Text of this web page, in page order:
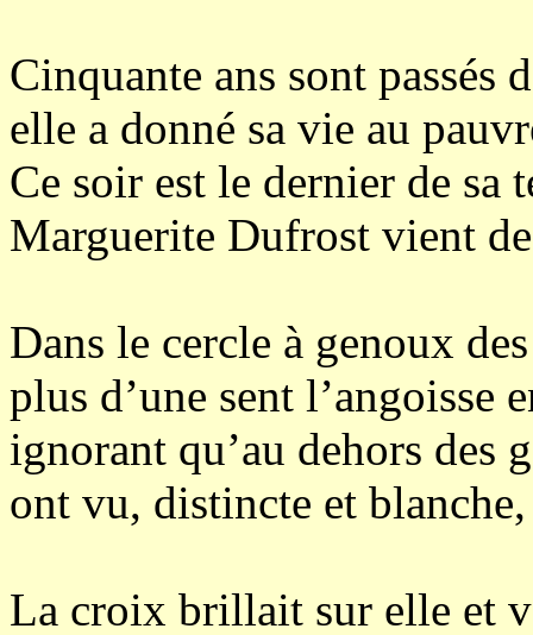
Cinquante ans sont passés
elle a donné sa vie au
Ce soir est le dernier de sa
Marguerite Dufrost vient
Dans le cercle à genoux
plus d’une sent l’angoisse
ignorant qu’au dehors des
ont vu, distincte et
La croix brillait sur elle et